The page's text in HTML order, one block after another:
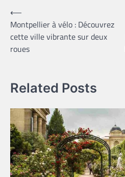
Navigation
de
l’article
⟵
Montpellier à vélo : Découvrez
cette ville vibrante sur deux
roues
Related Posts